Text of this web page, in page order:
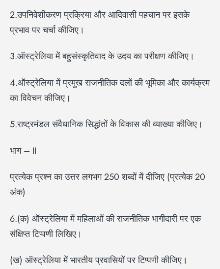
2.उपनिवेशीकरण प्रक्रिया और आदिवासी पहचान पर इसके
प्रभाव पर चर्चा कीजिए।
3.ऑस्ट्रेलिया में बहुसंस्कृतिवाद के उदय का परीक्षण कीजिए।
4.ऑस्ट्रेलिया में प्रमुख राजनीतिक दलों की भूमिका और कार्यक्रम
का विवेचन कीजिए।
5.राष्ट्रमंडल संवैधानिक सिद्धांतों के विकास की व्याख्या कीजिए।
भाग – II
प्रत्येक प्रश्न का उत्तर लगभग 250 शब्दों में दीजिए (प्रत्येक 20
अंक)
6.(क) ऑस्ट्रेलिया में महिलाओं की राजनीतिक भागीदारी पर एक
संक्षिप्त टिप्पणी लिखिए।
(ख) ऑस्ट्रेलिया में भारतीय प्रवासियों पर टिप्पणी कीजिए।